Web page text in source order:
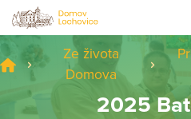
Ze života
Domova
2025